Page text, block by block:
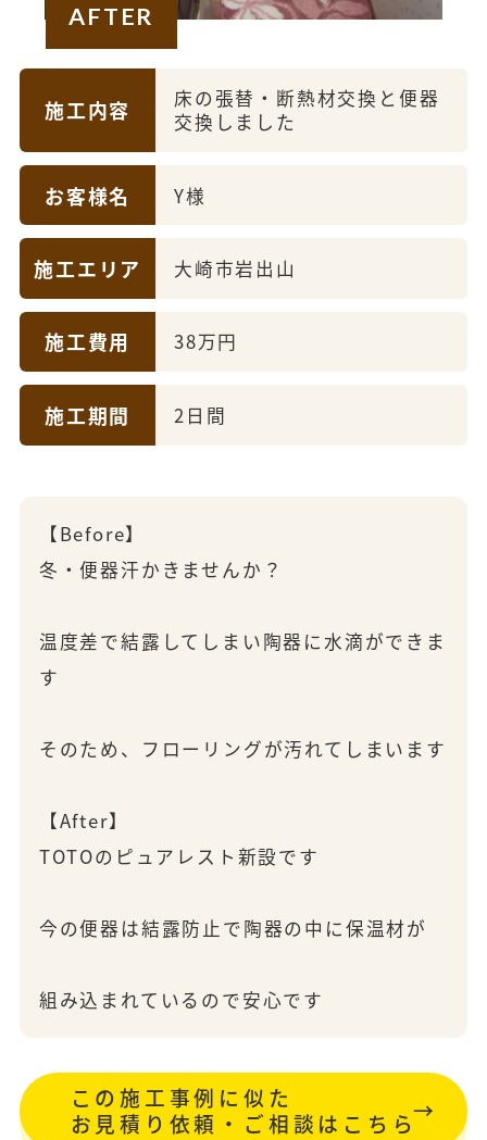
AFTER
施工内容
床の張替・断熱材交換と便器
交換しました
お客様名 Y様
施工エリア 大崎市岩出山
施工費用 38万円
施工期間 2日間
【Before】
冬・便器汗かきませんか？
温度差で結露してしまい陶器に水滴ができま
す
そのため、フローリングが汚れてしまいます
【After】
TOTOのピュアレスト新設です
今の便器は結露防止で陶器の中に保温材が
組み込まれているので安心です
この施工事例に似た
お見積り依頼・ご相談はこちら